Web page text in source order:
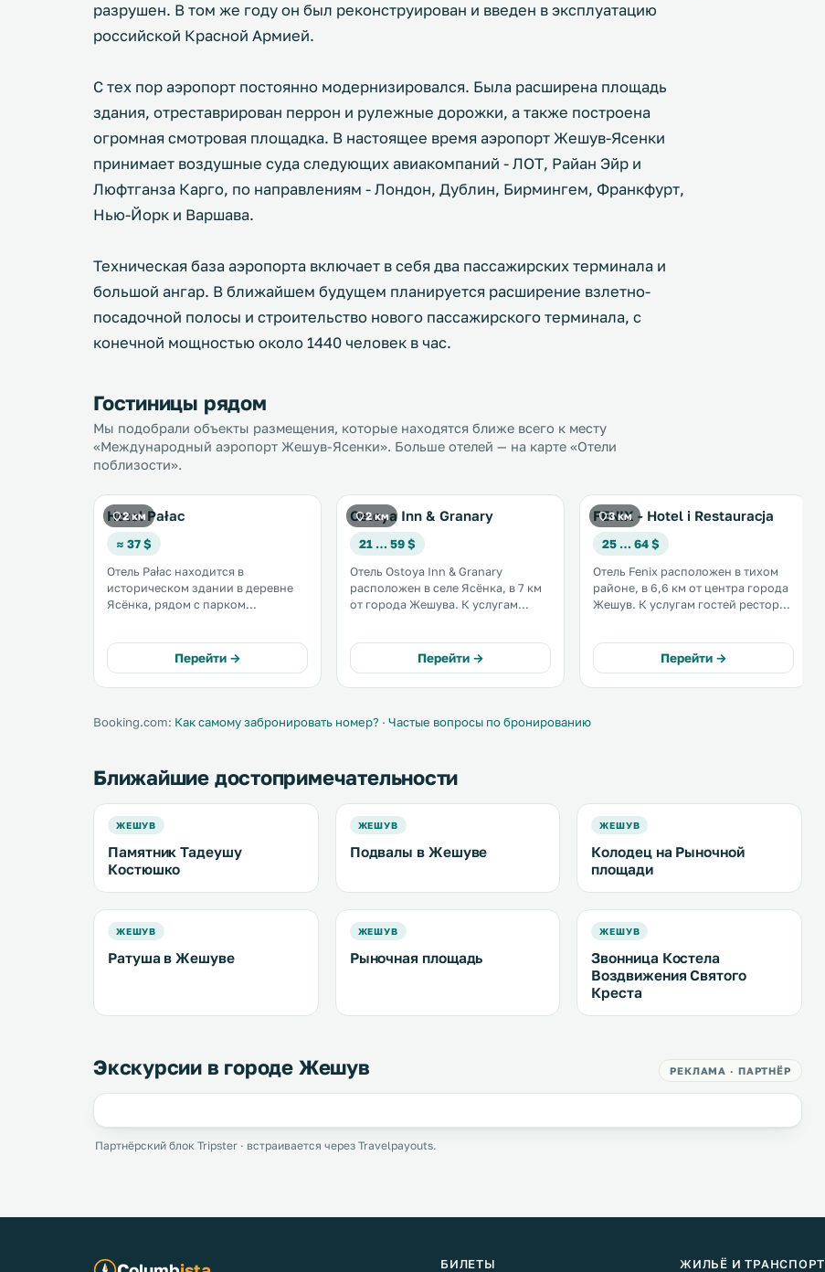
разрушен. В том же году он был реконструирован и введен в эксплуатацию
российской Красной Армией.
С тех пор аэропорт постоянно модернизировался. Была расширена площадь
здания, отреставрирован перрон и рулежные дорожки, а также построена
огромная смотровая площадка. В настоящее время аэропорт Жешув-Ясенки
принимает воздушные суда следующих авиакомпаний - ЛОТ, Райан Эйр и
Люфтганза Карго, по направлениям - Лондон, Дублин, Бирмингем, Франкфурт,
Нью-Йорк и Варшава.
Техническая база аэропорта включает в себя два пассажирских терминала и
большой ангар. В ближайшем будущем планируется расширение взлетно-
посадочной полосы и строительство нового пассажирского терминала, с
конечной мощностью около 1440 человек в час.
Гостиницы рядом
Мы подобрали объекты размещения, которые находятся ближе всего к месту
«Международный аэропорт Жешув-Ясенки». Больше отелей — на карте «Отели
поблизости».
2 км
Hotel Pałac
≈ 37 $
Отель Pałac находится в
историческом здании в деревне
Ясёнка, рядом с парком
гостей бесплатный Wi-Fi. Все
номера оснащены телевизором с
плоским экраном и
каналами. .
Перейти →
2 км
Ostoya Inn & Granary
21 … 59 $
Отель Ostoya Inn & Granary
расположен в селе Ясёнка, в 7 км
от города Жешува. К услугам
телевизором и ванной комнатой.
Предоставляется бесплатный Wi-
Fi. .
Перейти →
3 км
FENIX - Hotel i Restauracja
25 … 64 $
Отель Fenix расположен в тихом
районе, в 6,6 км от центра города
Жешув. К услугам гостей ресторан
тонах, с телевизором и
бесплатным Wi-Fi. .
Перейти →
Booking.com: Как самому забронировать номер? · Частые вопросы по бронированию
Ближайшие достопримечательности
ЖЕШУВ
Памятник Тадеушу
Костюшко
ЖЕШУВ
Подвалы в Жешуве
ЖЕШУВ
Колодец на Рыночной
площади
ЖЕШУВ
Ратуша в Жешуве
ЖЕШУВ
Рыночная площадь
ЖЕШУВ
Звонница Костела
Воздвижения Святого
Креста
Экскурсии в городе Жешув РЕКЛАМА · ПАРТНЁР
Партнёрский блок Tripster · встраивается через Travelpayouts.
БИЛЕТЫ ЖИЛЬЁ И ТРАНСПОРТ